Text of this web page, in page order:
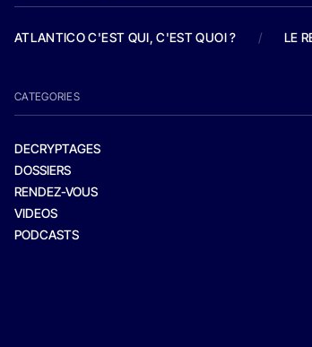
ATLANTICO C'EST QUI, C'EST QUOI ? / LE
CATEGORIES
DECRYPTAGES
DOSSIERS
RENDEZ-VOUS
VIDEOS
PODCASTS